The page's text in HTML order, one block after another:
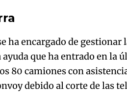
ha encargado de gestionar
que ha entrado en la
80 camiones con
debido al corte de las